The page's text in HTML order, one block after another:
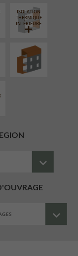
ISOLATION
THERMIQUE
INTÉRIEURE
SURÉLÉVATION
EXTENSION